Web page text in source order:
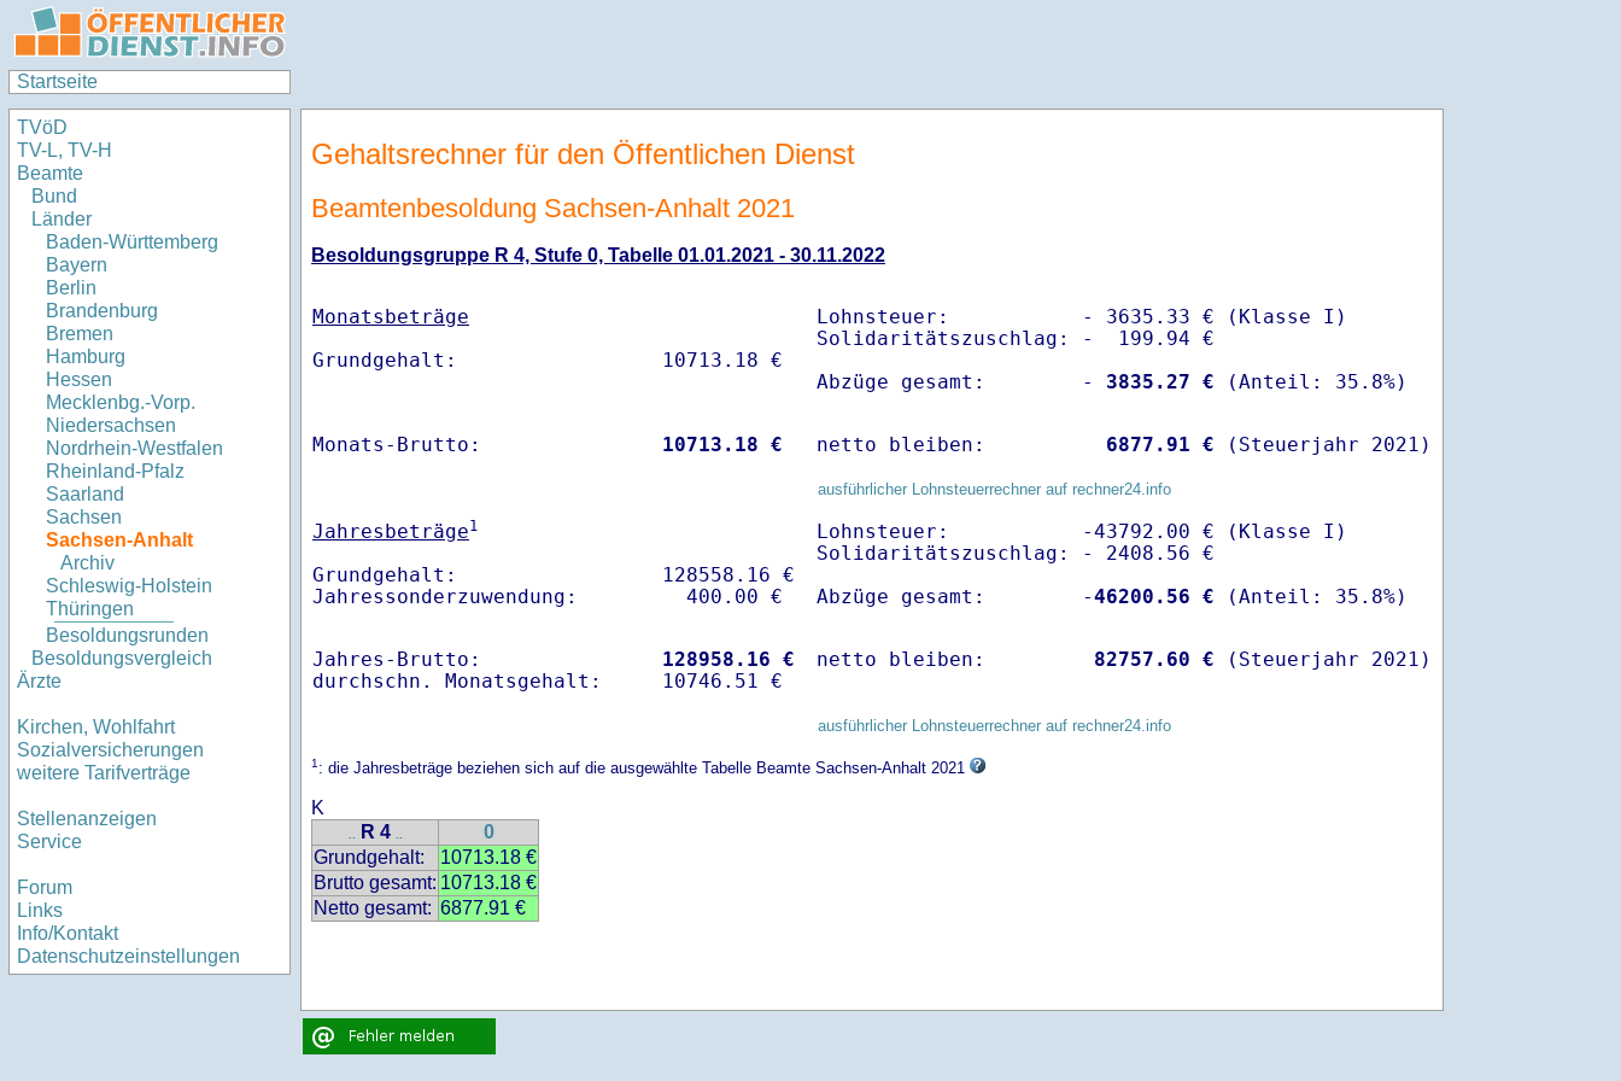
Startseite
TVöD
TV-L, TV-H
Beamte
Bund
Länder
Baden-Württemberg
Bayern
Berlin
Brandenburg
Bremen
Hamburg
Hessen
Mecklenbg.-Vorp.
Niedersachsen
Nordrhein-Westfalen
Rheinland-Pfalz
Saarland
Sachsen
Sachsen-Anhalt
Archiv
Schleswig-Holstein
Thüringen
Besoldungsrunden
Besoldungsvergleich
Ärzte
Kirchen, Wohlfahrt
Sozialversicherungen
weitere Tarifverträge
Stellenanzeigen
Service
Forum
Links
Info/Kontakt
Datenschutzeinstellungen
Gehaltsrechner für den Öffentlichen Dienst
Beamtenbesoldung Sachsen-Anhalt 2021
Besoldungsgruppe R 4, Stufe 0, Tabelle 01.01.2021 - 30.11.2022
Monatsbeträge
Lohnsteuer:           - 3635.33 € (Klasse I)
Solidaritätszuschlag: -  199.94 €
Abzüge gesamt:        -
3835.27 €
Monats-Brutto: 10713.18 € netto bleiben: 6877.91 € (Steuerjahr 2021)
ausführlicher Lohnsteuerrechner auf rechner24.info
Jahresbeträge1
Grundgehalt:                 128558.16 €
Lohnsteuer:           -43792.00 € (Klasse I)
Solidaritätszuschlag: - 2408.56 €
Abzüge gesamt:        -46200.56 €
Jahres-Brutto: 128958.16 €
netto bleiben: 82757.60 € (Steuerjahr 2021)
ausführlicher Lohnsteuerrechner auf rechner24.info
1: die Jahresbeträge beziehen sich auf die ausgewählte Tabelle Beamte Sachsen-Anhalt 2021
K
.. R 4 ..
0
Grundgehalt:
10713.18 €
Brutto gesamt: 10713.18 €
Netto gesamt: 6877.91 €